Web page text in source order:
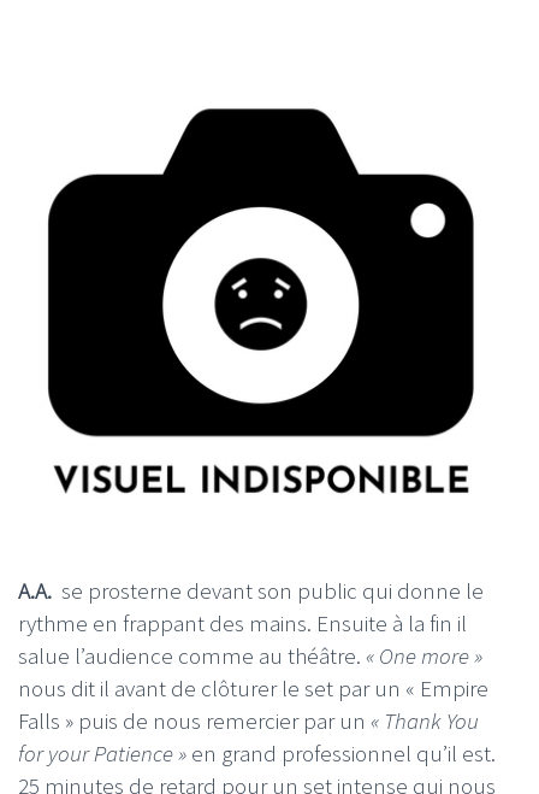
A.A. se prosterne devant son public qui donne le
rythme en frappant des mains. Ensuite à la fin il
salue l’audience comme au théâtre. « One more »
nous dit il avant de clôturer le set par un « Empire
Falls » puis de nous remercier par un « Thank You
for your Patience » en grand professionnel qu’il est.
25 minutes de retard pour un set intense qui nous